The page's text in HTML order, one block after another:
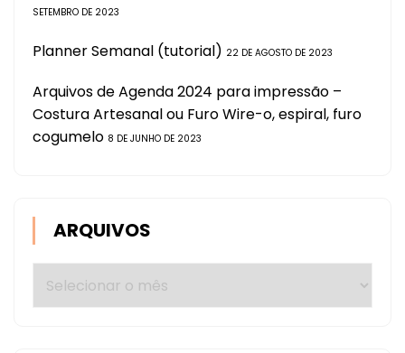
SETEMBRO DE 2023
Planner Semanal (tutorial) 22 DE AGOSTO DE 2023
Arquivos de Agenda 2024 para impressão –
Costura Artesanal ou Furo Wire-o, espiral, furo
cogumelo 8 DE JUNHO DE 2023
ARQUIVOS
Arquivos